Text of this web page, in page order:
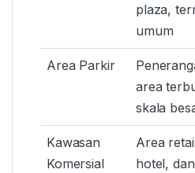
plaza,
umum
Area Parkir
area
skala
Kawasan
Komersial
Area
hotel,